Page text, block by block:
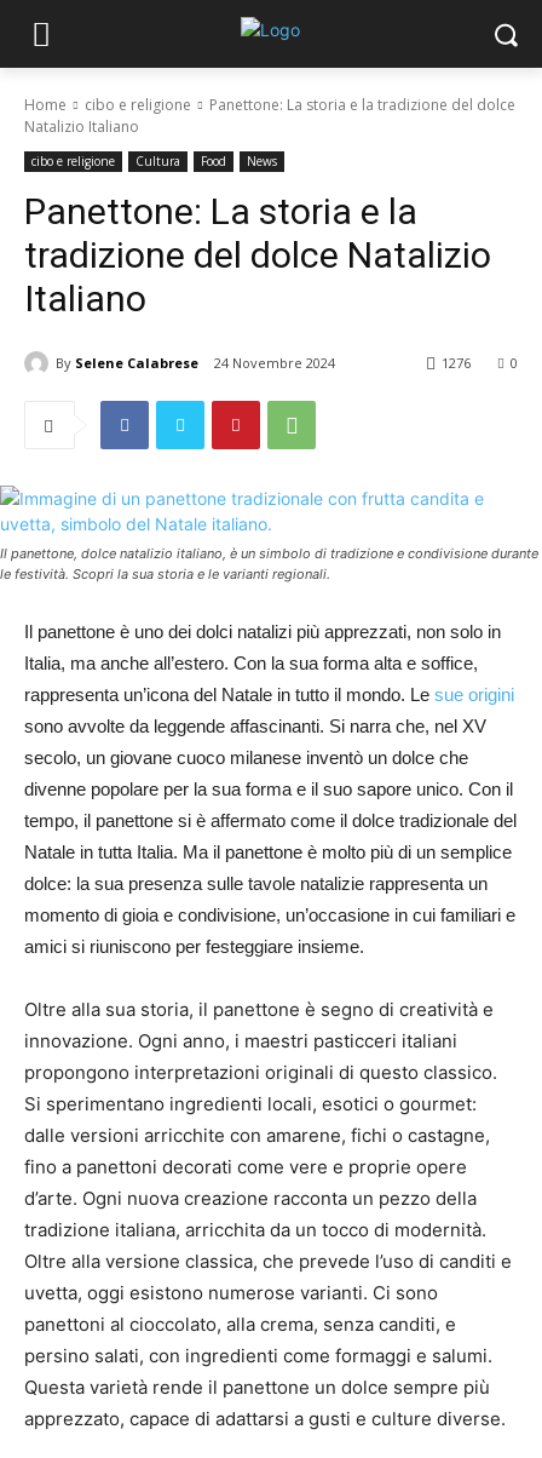
Home cibo e religione
Panettone: La storia e la tradizione del dolce
Natalizio Italiano
cibo e religione Cultura Food News
Panettone: La storia e la
tradizione del dolce Natalizio
Italiano
By Selene Calabrese 24 Novembre 2024 0
1276
Il panettone, dolce natalizio italiano, è un simbolo di tradizione e condivisione durante
le festività. Scopri la sua storia e le varianti regionali.
Il panettone è uno dei dolci natalizi più apprezzati, non solo in
Italia, ma anche all’estero. Con la sua forma alta e soffice,
rappresenta un’icona del Natale in tutto il mondo. Le sue origini
sono avvolte da leggende affascinanti. Si narra che, nel XV
secolo, un giovane cuoco milanese inventò un dolce che
divenne popolare per la sua forma e il suo sapore unico. Con il
tempo, il panettone si è affermato come il dolce tradizionale del
Natale in tutta Italia. Ma il panettone è molto più di un semplice
dolce: la sua presenza sulle tavole natalizie rappresenta un
momento di gioia e condivisione, un’occasione in cui familiari e
amici si riuniscono per festeggiare insieme.
Oltre alla sua storia, il panettone è segno di creatività e
innovazione. Ogni anno, i maestri pasticceri italiani
propongono interpretazioni originali di questo classico.
Si sperimentano ingredienti locali, esotici o gourmet:
dalle versioni arricchite con amarene, fichi o castagne,
fino a panettoni decorati come vere e proprie opere
d’arte. Ogni nuova creazione racconta un pezzo della
tradizione italiana, arricchita da un tocco di modernità.
Oltre alla versione classica, che prevede l’uso di canditi e
uvetta, oggi esistono numerose varianti. Ci sono
panettoni al cioccolato, alla crema, senza canditi, e
persino salati, con ingredienti come formaggi e salumi.
Questa varietà rende il panettone un dolce sempre più
apprezzato, capace di adattarsi a gusti e culture diverse.